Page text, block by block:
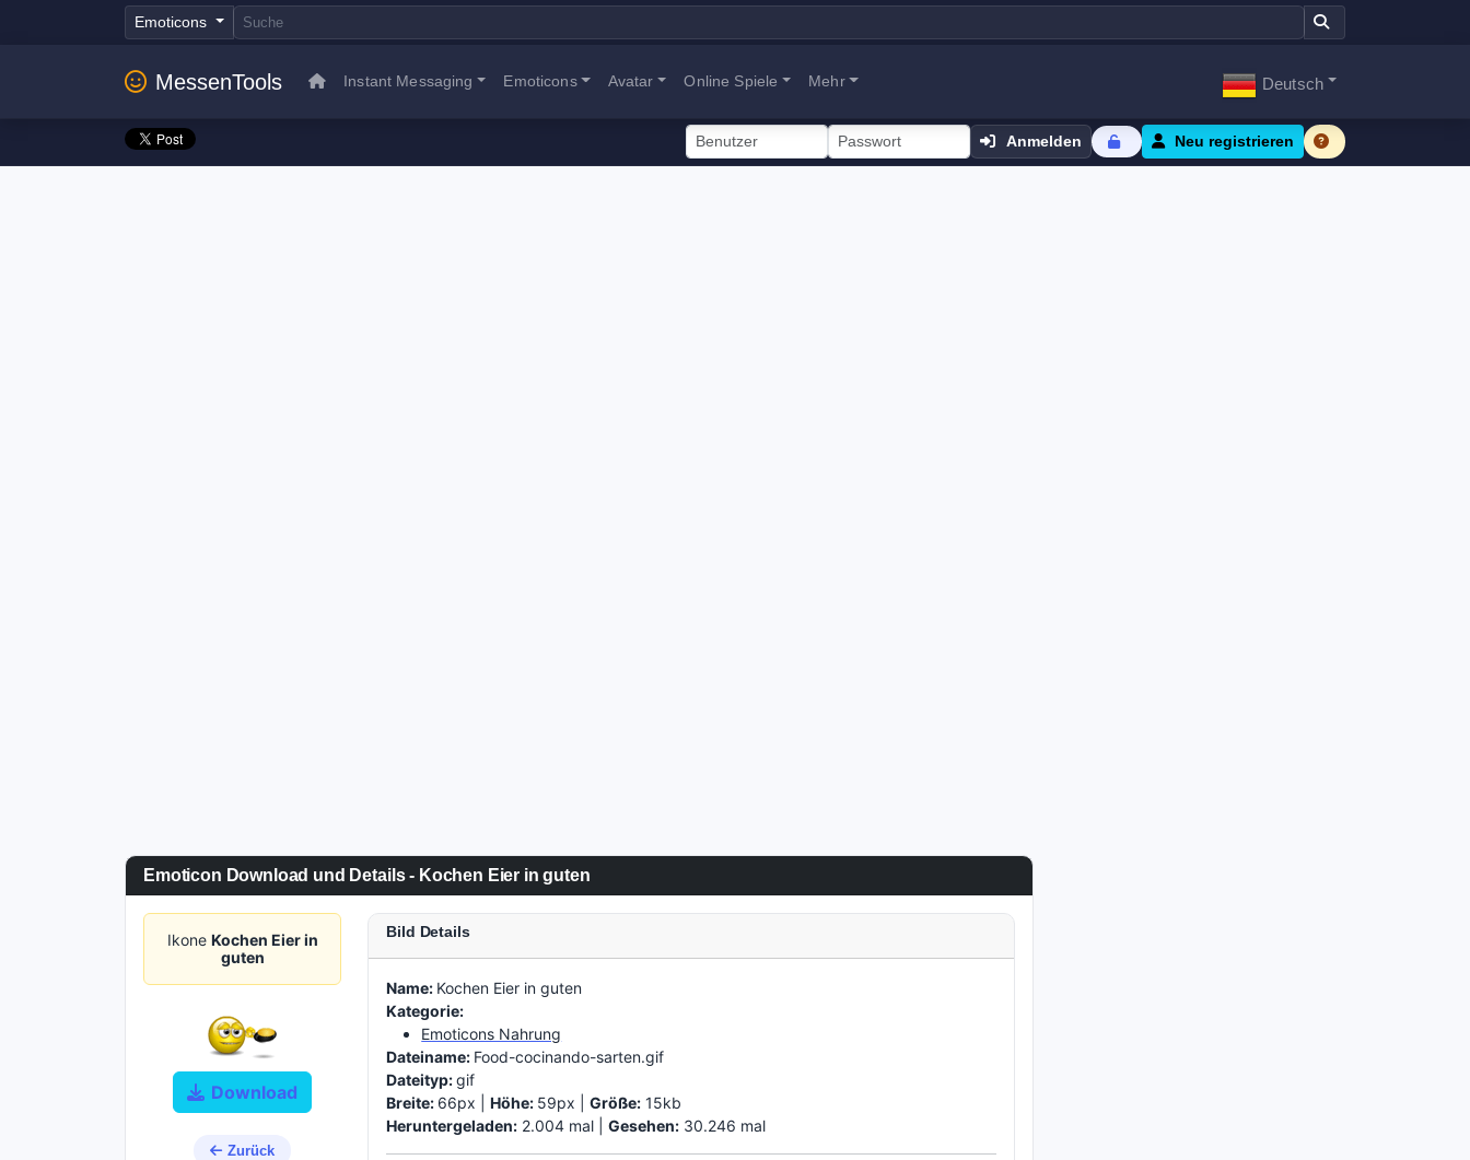
Emoticons
MessenTools Instant Messaging Emoticons Avatar Online Spiele Mehr Deutsch
Anmelden Neu registrieren
Emoticon Download und Details - Kochen Eier in guten
Ikone Kochen Eier in
guten
Download
Zurück
Bild Details
Name: Kochen Eier in guten
Kategorie:
Emoticons Nahrung
Dateiname: Food-cocinando-sarten.gif
Dateityp:gif
Breite: 66px |Höhe: 59px |Größe: 15kb
Heruntergeladen: 2.004 mal |Gesehen: 30.246 mal